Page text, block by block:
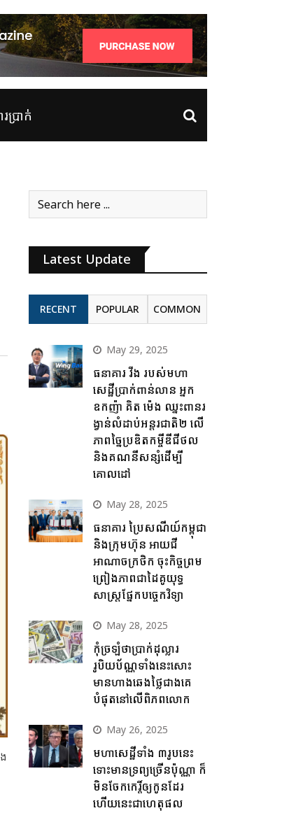
ប្រាក់
Latest Update
RECENT POPULAR COMMON
May 29, 2025
ធនាគារ វីង របស់មហា
សេដ្ឋីប្រាក់ពាន់លាន អ្នក
ឧកញ៉ា គិត ម៉េង ឈ្នះពានរ
ង្វាន់លំដាប់អន្តរជាតិ២ លើ
ភាពច្នៃប្រឌិតកម្ចីឌីជីថល
និងគណនីសន្សំដើម្បី
គោលដៅ
May 28, 2025
ធនាគារ ប្រៃសណីយ៍កម្ពុជា
និងក្រុមហ៊ុន អាយជី
អាណាចក្រថិក ចុះកិច្ចព្រម
ព្រៀងភាពជាដៃគូយុទ្ធ
សាស្ត្រផ្នែកបច្ចេកវិទ្យា
May 28, 2025
កុំច្រឡំថាប្រាក់ដុល្លារ
រូបិយប័ណ្ណទាំងនេះសោះ
មានហាងឆេងថ្លៃជាងគេ
បំផុតនៅលើពិភពលោក
May 26, 2025
មហាសេដ្ឋីទាំង ៣រូបនេះ
ទោះមានទ្រព្យច្រើនប៉ុណ្ណា ក៏
មិនចែកកេរ្តិ៍ឲ្យកូនដែរ
ហើយនេះជាហេតុផល